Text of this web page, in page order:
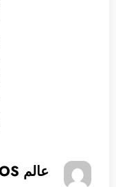
عالم iOS والتقنية